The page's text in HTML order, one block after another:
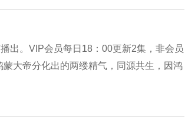
出。VIP会员每日18：00更新2集，非会员
大帝分化出的两缕精气，同源共生，因鸿